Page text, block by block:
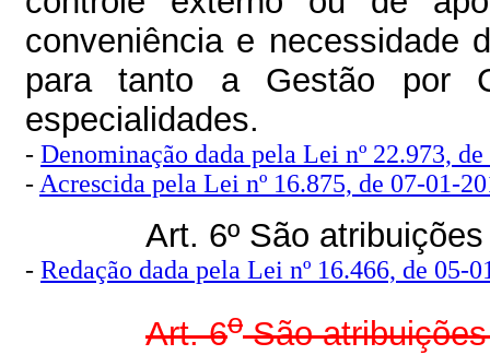
conveniência e necessidade
para tanto a Gestão por
especialidades.
- Denominação dada pela Lei nº 22.973,
- Acrescida pela Lei nº 16.875, de 07-01-
Art. 6º São
- Redação dada pela Lei nº 16.466, de 05-
Art. 6oSão